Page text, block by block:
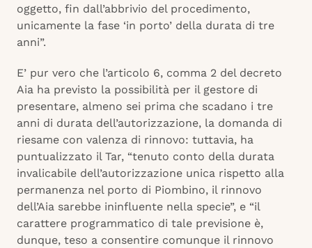
oggetto, fin dall’abbrivio del procedimento,
unicamente la fase ‘in porto’ della durata di tre
anni”.
E’ pur vero che l’articolo 6, comma 2 del decreto
Aia ha previsto la possibilità per il gestore di
presentare, almeno sei prima che scadano i tre
anni di durata dell’autorizzazione, la domanda di
riesame con valenza di rinnovo: tuttavia, ha
puntualizzato il Tar, “tenuto conto della durata
invalicabile dell’autorizzazione unica rispetto alla
permanenza nel porto di Piombino, il rinnovo
dell’Aia sarebbe ininfluente nella specie”, e “il
carattere programmatico di tale previsione è,
dunque, teso a consentire comunque il rinnovo